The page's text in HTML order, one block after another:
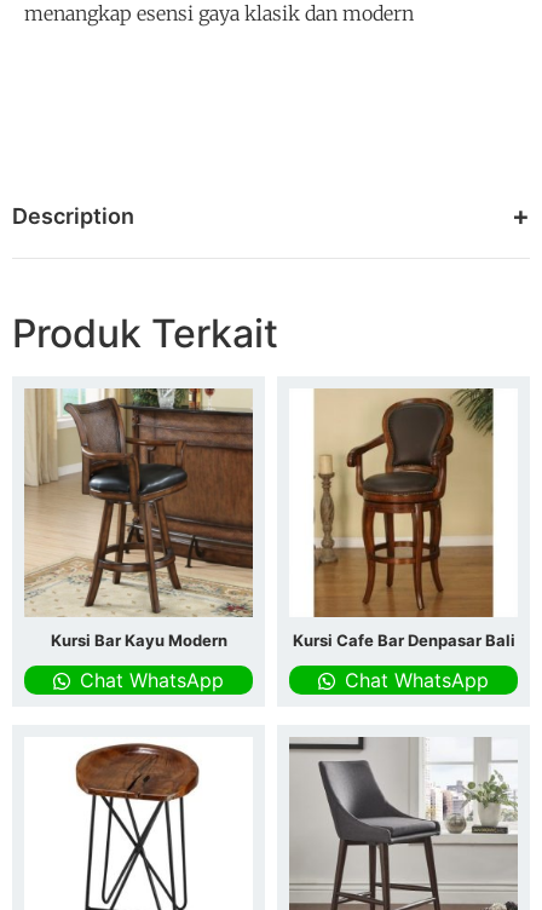
menangkap esensi gaya klasik dan modern
Description
Produk Terkait
Kursi Bar Kayu Modern
Chat WhatsApp
Kursi Cafe Bar Denpasar Bali
Chat WhatsApp